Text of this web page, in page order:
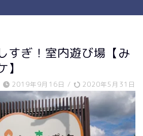
すぎ！室内遊び場【み
2019年9月16日 / 2020年5月31日